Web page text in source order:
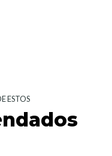
ESTOS